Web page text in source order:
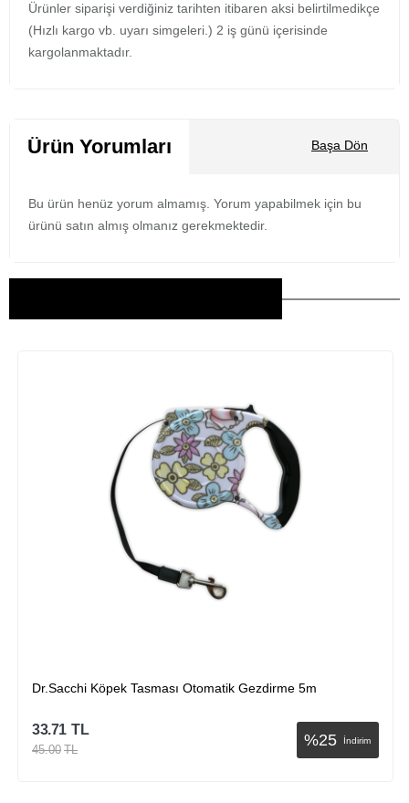
Ürünler siparişi verdiğiniz tarihten itibaren aksi belirtilmedikçe
(Hızlı kargo vb. uyarı simgeleri.) 2 iş günü içerisinde
kargolanmaktadır.
Ürün Yorumları Başa Dön
Bu ürün henüz yorum almamış. Yorum yapabilmek için bu
ürünü satın almış olmanız gerekmektedir.
Dr.Sacchi Köpek Tasması Otomatik Gezdirme 5m
%25 İndirim
33.71 TL
45.00 TL